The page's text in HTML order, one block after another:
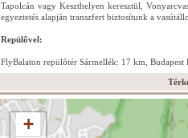
Tapolcán vagy Keszthelyen keresztül,
egyeztetés alapján transzfert biztosítunk a
Repülővel:
FlyBalaton repülőtér Sármellék: 17 km, Budapest
+